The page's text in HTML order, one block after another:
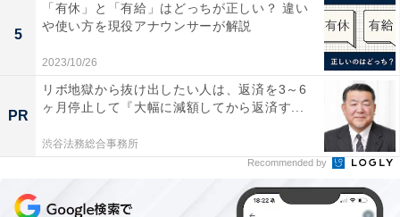
年配の方はメールなどをつかいこなせない。また、
伝えることが多い場合は電話の方が早いから（サー
ビス 45歳 男性）
必要派からは、文字だけでは読み取れないニュアンスを
主張する声が。また、メールを使いこなせない相手がい
るという人にとっては、電話は欠かせないものであるよ
5
「有休」と「有給」はどっちが正しい？ 違い
や使い方を現役アナウンサーが解説
2023/10/26
PR
リボ地獄から抜け出したい人は、返済を3～6
ヶ月停止して『大幅に減額してから返済す...
渋谷法務総合事務所
Recommended by